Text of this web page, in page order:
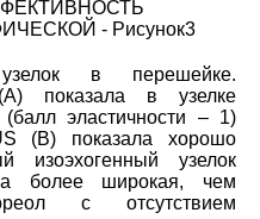
в перешейке.
(А) показала в узелке
эластичности – 1)
(B) показала хорошо
изоэхогенный узелок
более широкая, чем
с отсутствием